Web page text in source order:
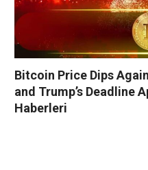
Bitcoin Price Dips
and Trump’s Deadline
Haberleri